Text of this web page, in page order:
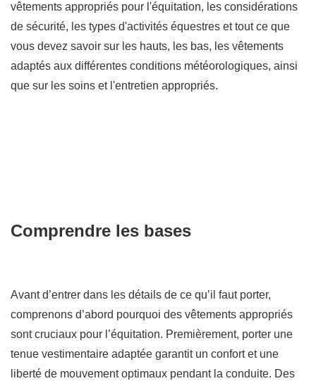
vêtements appropriés pour l'équitation, les considérations
de sécurité, les types d'activités équestres et tout ce que
vous devez savoir sur les hauts, les bas, les vêtements
adaptés aux différentes conditions météorologiques, ainsi
que sur les soins et l'entretien appropriés.
Comprendre les bases
Avant d’entrer dans les détails de ce qu’il faut porter,
comprenons d’abord pourquoi des vêtements appropriés
sont cruciaux pour l’équitation. Premièrement, porter une
tenue vestimentaire adaptée garantit un confort et une
liberté de mouvement optimaux pendant la conduite. Des